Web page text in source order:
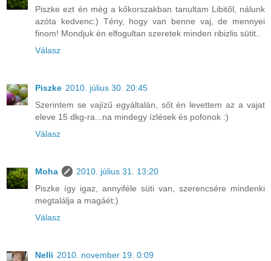
Piszke ezt én még a kőkorszakban tanultam Libitől, nálunk
azóta kedvenc:) Tény, hogy van benne vaj, de mennyei
finom! Mondjuk én elfogultan szeretek minden ribizlis sütit..
Válasz
Piszke 2010. július 30. 20:45
Szerintem se vajízű egyáltalán, sőt én levettem az a vajat
eleve 15 dkg-ra...na mindegy ízlések és pofonok :)
Válasz
Moha
2010. július 31. 13:20
Piszke így igaz, annyiféle süti van, szerencsére mindenki
megtalálja a magáét:)
Válasz
Nelli 2010. november 19. 0:09